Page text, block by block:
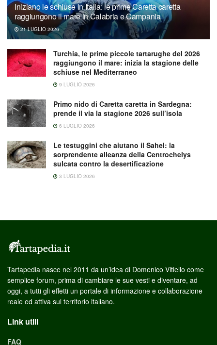
Iniziano le schiuse in Italia: le prime Caretta caretta
raggiungono il mare in Calabria e Campania
21 LUGLIO 2026
Turchia, le prime piccole tartarughe del 2026
raggiungono il mare: inizia la stagione delle
schiuse nel Mediterraneo
9 LUGLIO 2026
Primo nido di Caretta caretta in Sardegna:
prende il via la stagione 2026 sull’isola
6 LUGLIO 2026
Le testuggini che aiutano il Sahel: la
sorprendente alleanza della Centrochelys
sulcata contro la desertificazione
3 LUGLIO 2026
Tartapedia nasce nel 2011 da un’idea di Domenico Vitiello come
semplice forum, prima di cambiare le sue vesti e diventare, ad
oggi, a tutti gli effetti un portale di informazione e collaborazione
reale ed attiva sul territorio italiano.
Link utili
FAQ